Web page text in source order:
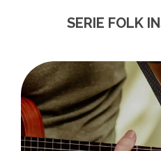
SERIE FOLK